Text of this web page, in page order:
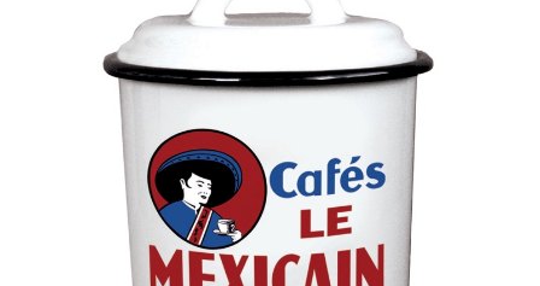
Mon compte
Politique de confidentialité
Une histoire de plaques émaillées